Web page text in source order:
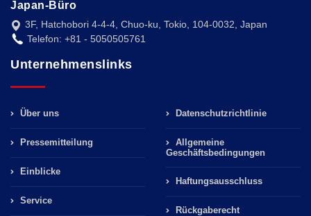
Japan-Büro
3F, Hatchobori 4-4-4, Chuo-ku, Tokio, 104-0032, Japan
Telefon: +81 - 5050505761
Unternehmenslinks
Über uns
Pressemitteilung
Einblicke
Service
Datenschutzrichtlinie
Allgemeine
Geschäftsbedingungen
Haftungsausschluss
Rückgaberecht